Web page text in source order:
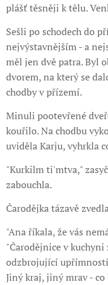
plášť těsněji k tělu.
Sešli po schodech do
nejvýstavnějším - a
měl jen dvě patra. Byl
dvorem, na který se
chodby v přízemí.
Minuli pootevřené
kouřilo. Na chodbu
uviděla Karju, vyhrkla
"Kurkilm ti'mtva,"
zabouchla.
Čarodějka tázavě
"Ana říkala, že vás
"Čarodějnice v
odzbrojující
Jiný kraj, jiný mrav -